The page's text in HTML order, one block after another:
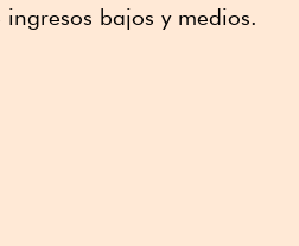
bajos y medios.